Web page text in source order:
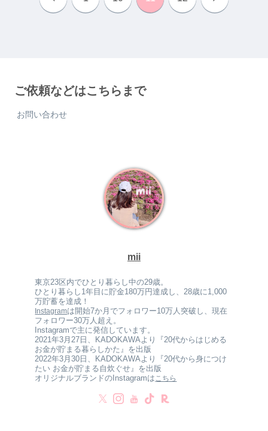
ご依頼などはこちらまで
お問い合わせ
mii
東京23区内でひとり暮らし中の29歳。
ひとり暮らし1年目に貯金180万円達成し、28歳に1,000
万貯蓄を達成！
Instagramは開始7か月でフォロワー10万人突破し、現在
フォロワー30万人超え。
Instagramで主に発信しています。
2021年3月27日、KADOKAWAより『20代からはじめる
お金が貯まる暮らしかた』を出版
2022年3月30日、KADOKAWAより『20代から身につけ
たい お金が貯まる自炊ぐせ』を出版
オリジナルブランドのInstagramは こちら